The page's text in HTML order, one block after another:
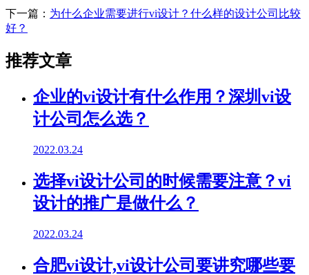
下一篇： 为什么企业需要进行vi设计？什么样的设计公司比较
好？
推荐文章
企业的vi设计有什么作用？深圳vi设
计公司怎么选？
2022.03.24
选择vi设计公司的时候需要注意？vi
设计的推广是做什么？
2022.03.24
合肥vi设计,vi设计公司要讲究哪些要